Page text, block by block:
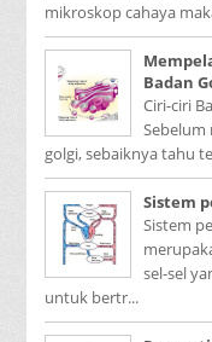
mikroskop cahaya
Badan
Ciri-ciri
golgi, sebaiknya tahu
Sistem
Sistem
sel-sel
untuk bertr...